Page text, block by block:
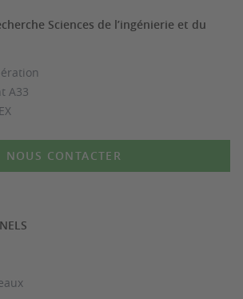
Sciences de l’ingénierie et du
A33
NOUS CONTACTER